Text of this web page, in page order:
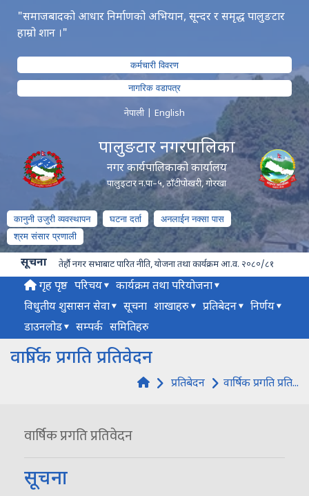
"समाजबादको आधार निर्माणको अभियान, सून्दर र समृद्ध पालुङटार
हाम्रो शान ।"
कर्मचारी विवरण
नागरिक वडापत्र
नेपाली English
पालुङटार नगरपालिका
नगर कार्यपालिकाको कार्यालय
पालुङ्टार न.पा–५, ठाँटीपोखरी, गोरखा
कानुनी उजुरी व्यवस्थापन घटना दर्ता
अनलाईन नक्सा पास
श्रम संसार प्रणाली
सूचना तेर्हौ नगर सभाबाट पारित नीति, योजना तथा कार्यक्रम आ.व. २०८०/८१
गृह पृष्ठ परिचय
कार्यक्रम तथा परियोजना
विधुतीय शुसासन सेवा
सूचना शाखाहरु प्रतिबेदन
निर्णय
डाउनलोड
सम्पर्क समितिहरु
वार्षिक प्रगति प्रतिवेदन
प्रतिबेदन वार्षिक प्रगति प्रति...
वार्षिक प्रगति प्रतिवेदन
सूचना